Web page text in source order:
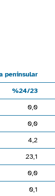
Range: -
peninsular
%24/23
0,0
0,0
4,2
23,1
0,0
0,1